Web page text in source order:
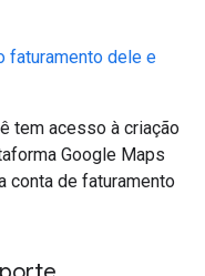
faturamento dele e
tem acesso à criação
Google Maps
conta de faturamento